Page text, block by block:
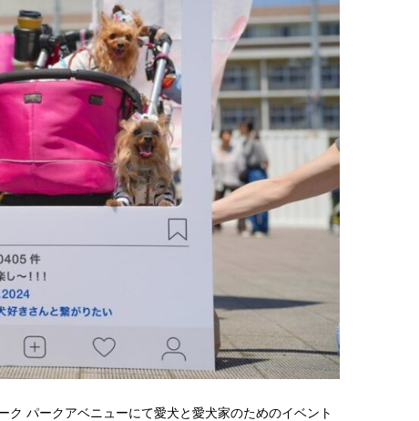
パークアベニューにて愛犬と愛犬家のためのイベント